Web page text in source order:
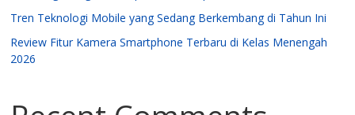
Tren Teknologi Mobile yang Sedang Berkembang di Tahun Ini
Review Fitur Kamera Smartphone Terbaru di Kelas Menengah
2026